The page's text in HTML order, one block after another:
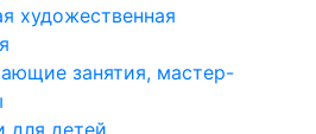
художественная
занятия, мастер-
для детей